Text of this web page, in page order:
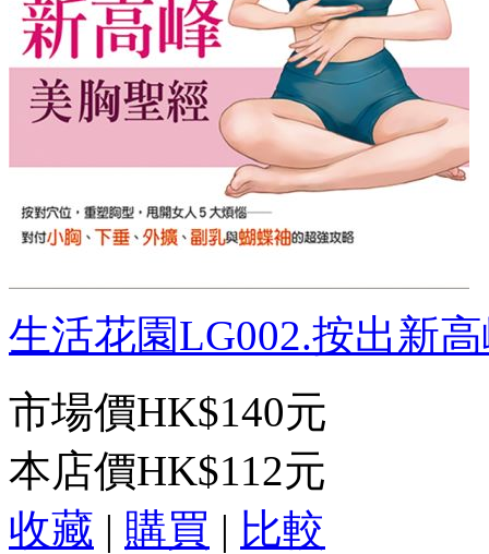
生活花園LG002.按出新
市場價HK$140元
本店價HK$112元
收藏 | 購買 | 比較